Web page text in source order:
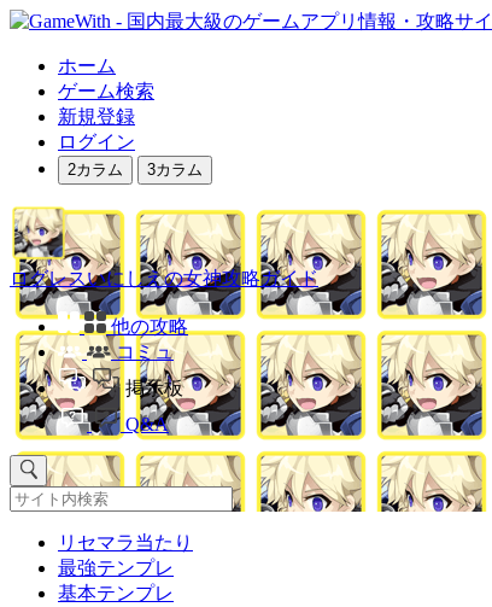
ホーム
ゲーム検索
新規登録
ログイン
2カラム 3カラム
ログレスいにしえの女神攻略ガイド
他の攻略
コミュ
掲示板
Q&A
リセマラ当たり
最強テンプレ
基本テンプレ